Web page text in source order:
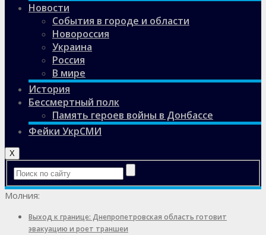
Новости
События в городе и области
Новороссия
Украина
Россия
В мире
История
Бессмертный полк
Память героев войны в Донбассе
Фейки УкрСМИ
X
Молния:
Выход к границе: Днепропетровская область готовит
эвакуацию и роет траншеи